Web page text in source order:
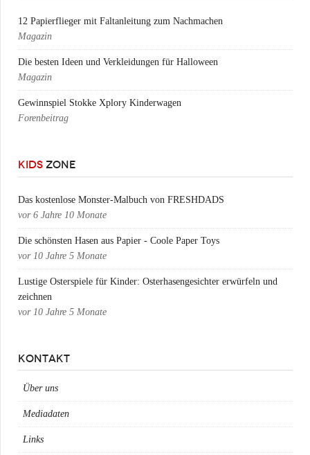
12 Papierflieger mit Faltanleitung zum Nachmachen
Magazin
Die besten Ideen und Verkleidungen für Halloween
Magazin
Gewinnspiel Stokke Xplory Kinderwagen
Forenbeitrag
KIDS ZONE
Das kostenlose Monster-Malbuch von FRESHDADS
vor 6 Jahre 10 Monate
Die schönsten Hasen aus Papier - Coole Paper Toys
vor 10 Jahre 5 Monate
Lustige Osterspiele für Kinder: Osterhasengesichter erwürfeln und
zeichnen
vor 10 Jahre 5 Monate
KONTAKT
Über uns
Mediadaten
Links